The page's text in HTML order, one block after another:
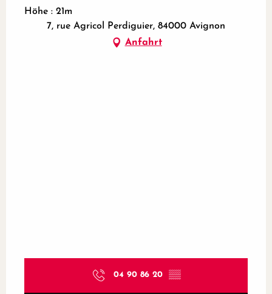
Höhe : 21m
7, rue Agricol Perdiguier, 84000 Avignon
Anfahrt
04 90 86 20 ▒▒